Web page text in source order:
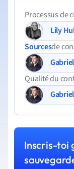
Processus de
Lily
Sourcesde
Qualité du
Inscris-toi